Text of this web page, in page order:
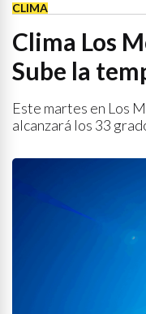
CLIMA
Clima Los
Sube la
Este martes en Los
alcanzará los 33